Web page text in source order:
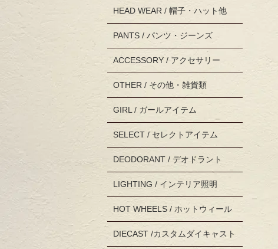
HEAD WEAR / 帽子・ハット他
PANTS / パンツ・ジーンズ
ACCESSORY / アクセサリー
OTHER / その他・雑貨類
GIRL / ガールアイテム
SELECT / セレクトアイテム
DEODORANT / デオドラント
LIGHTING / インテリア照明
HOT WHEELS / ホットウィール
DIECAST /カスタムダイキャスト